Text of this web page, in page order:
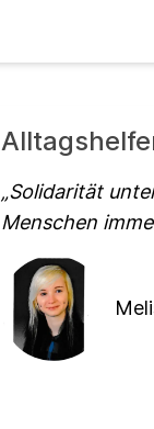
Solidarität
Menschen